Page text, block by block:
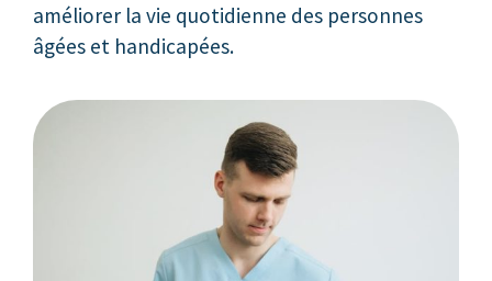
améliorer la vie quotidienne des personnes
âgées et handicapées.